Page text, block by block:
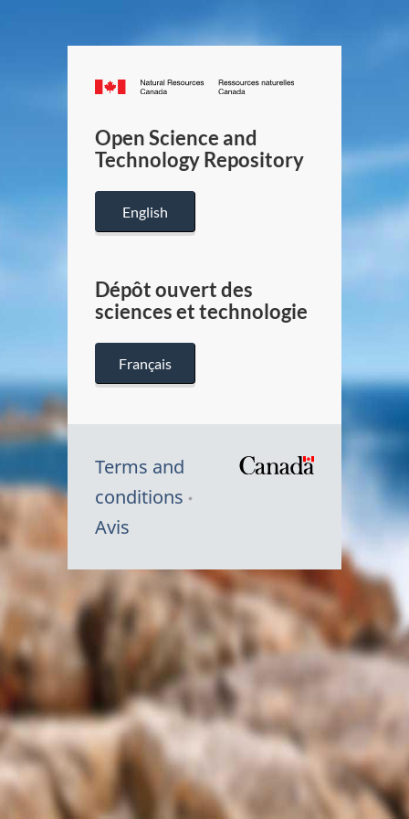
Canada.ca
/
Canada
Open Science and
Technology Repository
English
Dépôt ouvert des
sciences et technologie
Français
Terms and
conditions
Avis
Symbole
du
Canada